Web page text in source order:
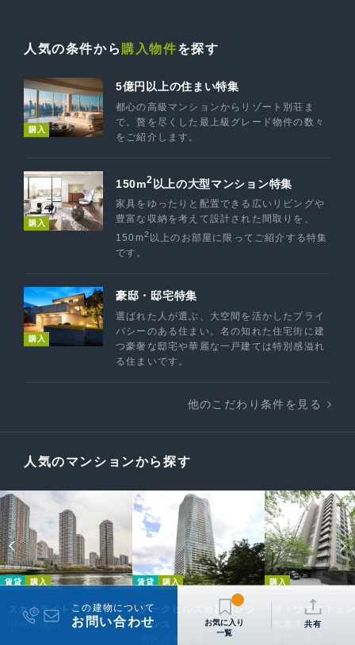
人気の条件から 購入物件を探す
購入
5億円以上の住まい特集
都心の高級マンションからリゾート別荘ま
で。贅を尽くした最上級グレード物件の数々
をご紹介します。
購入
150m2 以上の大型マンション特集
家具をゆったりと配置できる広いリビングや
豊富な収納を考えて設計された間取りを、
150m2 以上のお部屋に限ってご紹介する特集
です。
購入
豪邸・邸宅特集
選ばれた人が選ぶ、大空間を活かしたプライ
バシーのある住まい。名の知れた住宅街に建
つ豪奢な邸宅や華麗な一戸建ては特別感溢れ
る住まいです。
他のこだわり条件を見る
人気のマンションから探す
賃貸 購入
スカイライトタワー
中央区佃１
賃貸 購入
アークヒルズ仙石山レジ
デンス
購入
ザ・ウエストミ
この建物について
お問い合わせ 共有